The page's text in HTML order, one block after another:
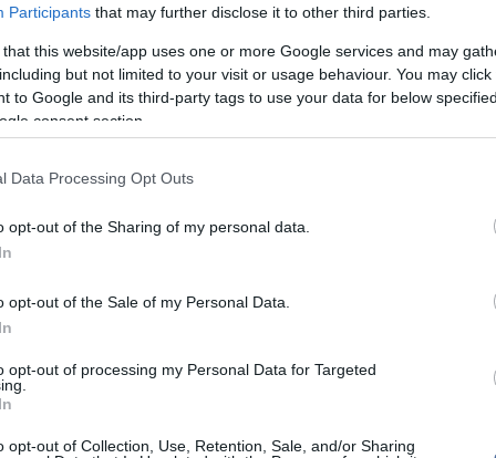
Participants that may further disclose it to other third parties.
that this website/app uses one or more Google services and may
but not limited to your visit or usage behaviour. You may
to Google and its third-party tags to use your data for below
consent section.
Data Processing Opt Outs
opt-out of the Sharing of my personal data.
opt-out of the Sale of my Personal Data.
opt-out of processing my Personal Data for Targeted
opt-out of Collection, Use, Retention, Sale, and/or Sharing
felől fátyolfelhők sodródnak az ország fölé, este
A déli szél a Kisalföldön és az Alpokalján
hajnalban általában 7 és 13 fok között
23, 29 fok valószínű.
előfordulhat zápor. Az északnyugatira, északira
területen megélénkül, a középső országrészben
hajlamos helyeken lehet ennél hűvösebb,
és 30 fok közé melegszik fel a levegő.
nélkül. Az északi, északkeleti szelet elsősorban a
élénk lökések kísérik. A hőmérséklet hajnalban
napos, száraz idő várható, az északkeleti
kísérik. A hajnali 6-15 fokról, délutánra 25-32
Nem is
AZ
Mit